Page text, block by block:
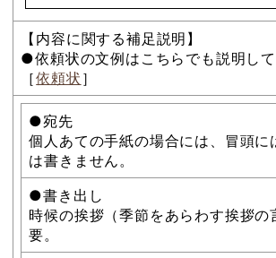
【内容に関する補足説明】
●依頼状の文例はこちらでも説明し
［依頼状］
●宛先
個人あての手紙の場合には、冒頭に
は書きません。
●書き出し
時候の挨拶（季節をあらわす挨拶の
要。